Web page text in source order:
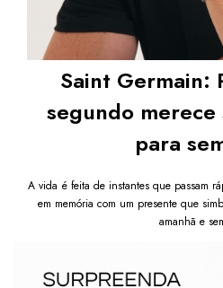
Saint Germain:
segundo
para
A vida é feita de instantes que passam
em memória com um presente que
amanhã e